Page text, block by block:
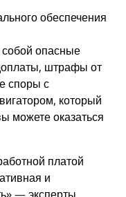
обеспечения
опасные
штрафы от
споры с
который
можете оказаться
платой
и